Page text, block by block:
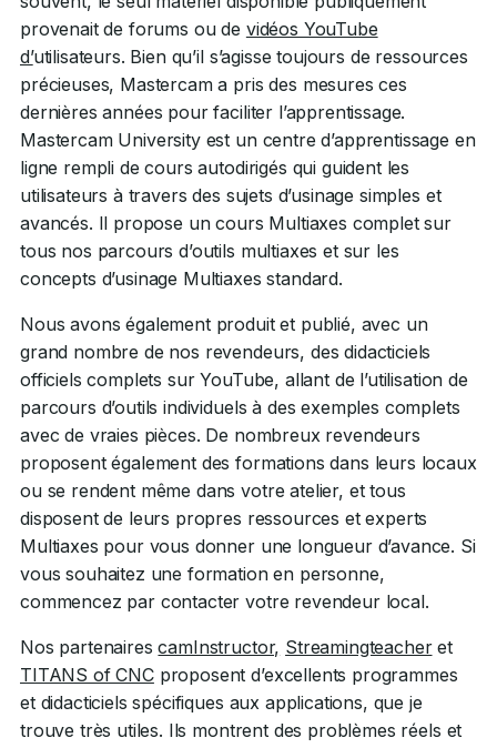
provenait de forums ou de vidéos YouTube
d’utilisateurs. Bien qu’il s’agisse toujours de ressources
précieuses, Mastercam a pris des mesures ces
dernières années pour faciliter l’apprentissage.
Mastercam Universityest un centre d’apprentissage en
ligne rempli de cours autodirigés qui guident les
utilisateurs à travers des sujets d’usinage simples et
avancés. Il propose un cours Multiaxes complet sur
tous nos parcours d’outils multiaxes et sur les
concepts d’usinage Multiaxes standard.
Nous avons également produit et publié, avec un
grand nombre de nos revendeurs, des didacticiels
officiels complets sur YouTube, allant de l’utilisation de
parcours d’outils individuels à des exemples complets
avec de vraies pièces. De nombreux revendeurs
proposent également des formations dans leurs locaux
ou se rendent même dans votre atelier, et tous
disposent de leurs propres ressources et experts
Multiaxes pour vous donner une longueur d’avance. Si
vous souhaitez une formation en personne,
commencez par contacter votre revendeur local.
Nos partenairescamInstructor, Streamingteacheret
TITANS of CNCproposent d’excellents programmes
et didacticiels spécifiques aux applications, que je
trouve très utiles. Ils montrent des problèmes réels et